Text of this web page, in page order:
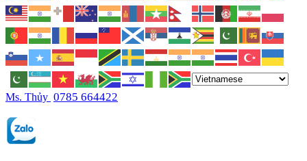
Ms. Thủy 0785 664422